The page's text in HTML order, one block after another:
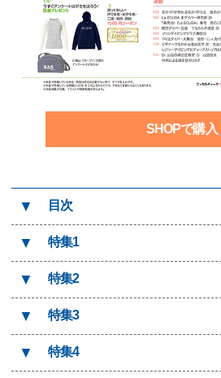
SHOPで購入
▼ 目次
▼ 特集1
▼ 特集2
▼ 特集3
▼ 特集4